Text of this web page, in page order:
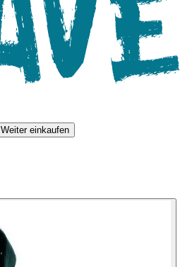
Weiter einkaufen